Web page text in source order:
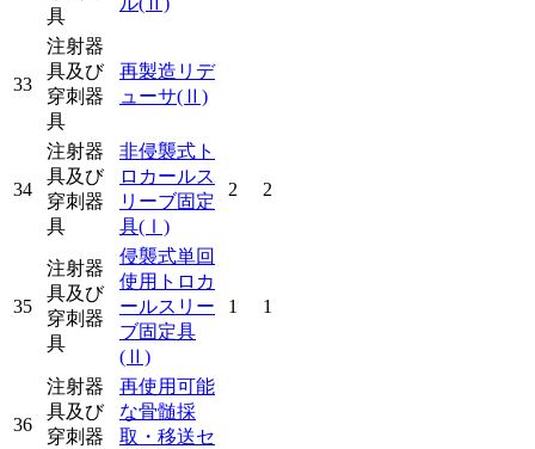
具
33
注射器
具及び
穿刺器
具
再製造リデ
ューサ(Ⅱ)
34
注射器
具及び
穿刺器
具
非侵襲式ト
ロカールス
リーブ固定
具(Ⅰ)
2 2
35
注射器
具及び
穿刺器
具
侵襲式単回
使用トロカ
ールスリー
ブ固定具
(Ⅱ)
1 1
36
注射器
具及び
穿刺器
再使用可能
な骨髄採
取・移送セ